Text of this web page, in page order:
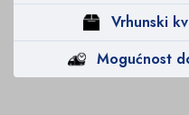
Vrhunski
Mogućnost